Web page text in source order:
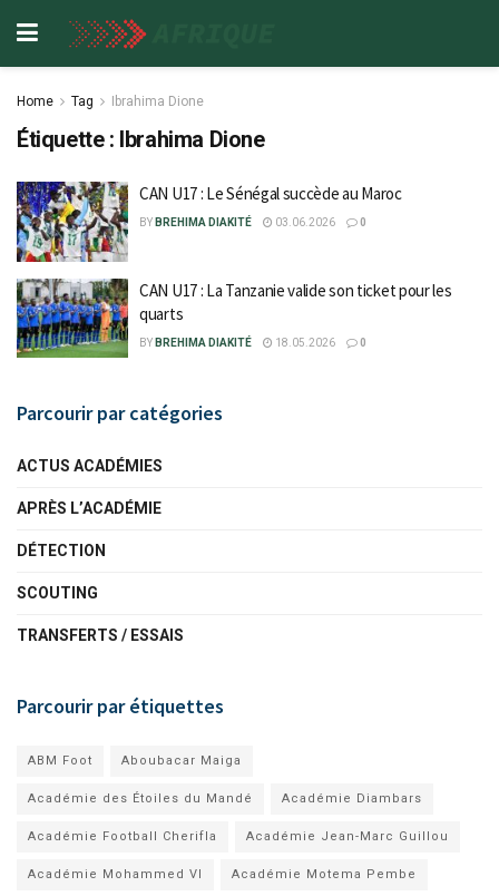
Home Tag Ibrahima Dione
Étiquette : Ibrahima Dione
CAN U17 : Le Sénégal succède au Maroc
BY BREHIMA DIAKITÉ 03.06.2026 0
CAN U17 : La Tanzanie valide son ticket pour les
quarts
BY BREHIMA DIAKITÉ 18.05.2026 0
Parcourir par catégories
ACTUS ACADÉMIES
APRÈS L’ACADÉMIE
DÉTECTION
SCOUTING
TRANSFERTS / ESSAIS
Parcourir par étiquettes
ABM Foot Aboubacar Maiga
Académie des Étoiles du Mandé Académie Diambars
Académie Football Cherifla Académie Jean-Marc Guillou
Académie Mohammed VI Académie Motema Pembe